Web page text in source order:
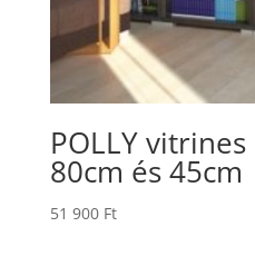
POLLY
80cm és 45cm
51 900 Ft